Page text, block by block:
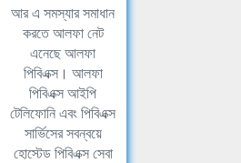
আর এ সমস্যার সমাধান
করতে আলফা নেট
এনেছে আলফা
পিবিএক্স। আলফা
পিবিএক্স আইপি
টেলিফোনি এবং পিবিএক্স
সার্ভিসের সবন্বয়ে
হোস্টেড পিবিএক্স সেবা